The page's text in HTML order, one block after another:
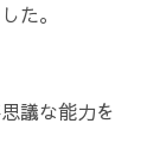
た。
議な能力を